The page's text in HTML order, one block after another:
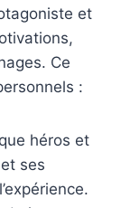
et
Ce
:
héros et
ses